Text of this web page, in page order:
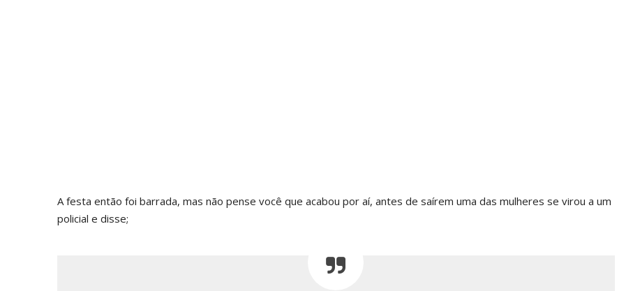
A festa então foi barrada, mas não pense você que acabou por aí, antes de saírem uma das mulheres se virou a um
policial e disse;